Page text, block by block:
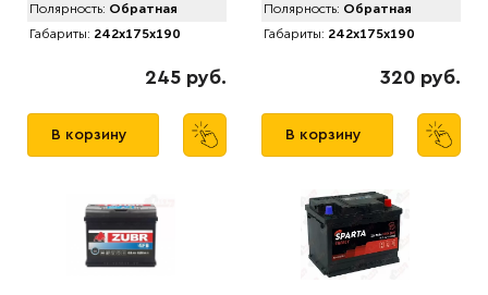
Полярность: Обратная
Габариты: 242x175x190
245 руб.
В корзину
Полярность: Обратная
Габариты: 242x175x190
320 руб.
В корзину